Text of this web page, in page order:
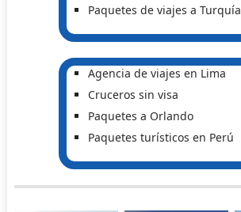
Paquetes de viajes a Turquía
Agencia de viajes en Lima
Cruceros sin visa
Paquetes a Orlando
Paquetes turísticos en Perú